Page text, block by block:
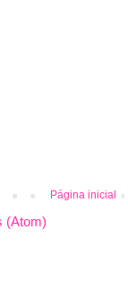
Página inicial
(Atom)